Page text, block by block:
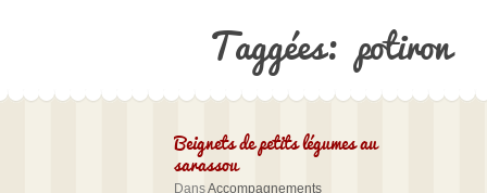
Taggées: potiron
Beignets de petits légumes au
sarassou
DansAccompagnements